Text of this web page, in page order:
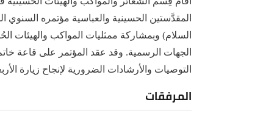
المقدَّستين الحسينية والعباسية مؤتمره السنوي
السلام) وبمشاركة ممثليات المواكب والهيئات
الجهات الرسمية. وقد عقد المؤتمر على قاعة
التوصيات والأرشادات الضرورية لإنجاح زيارة
المرفقات